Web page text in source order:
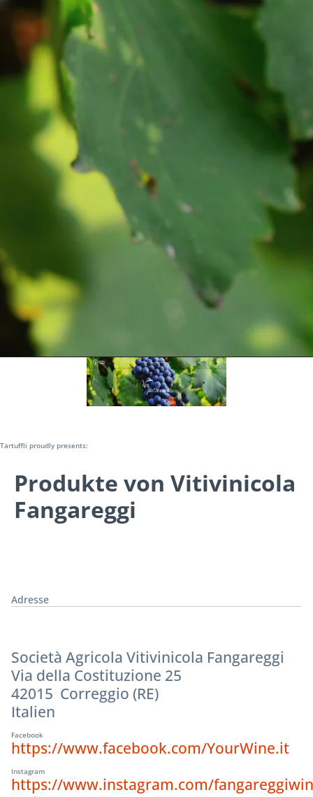
Tartuffli proudly presents:
Produkte von Vitivinicola
Fangareggi
Adresse
Società Agricola Vitivinicola Fangareggi
Via della Costituzione 25
42015 Correggio (RE)
Italien
Facebook
https://www.facebook.com/YourWine.it
Instagram
https://www.instagram.com/